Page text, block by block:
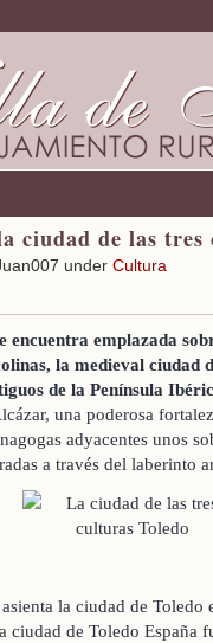
ciudad de las
under Cultura
encuentra emplazada
la medieval ciudad
de la Península
una poderosa
adyacentes unos
a través del laberinto
la ciudad de Toledo
ciudad de Toledo España